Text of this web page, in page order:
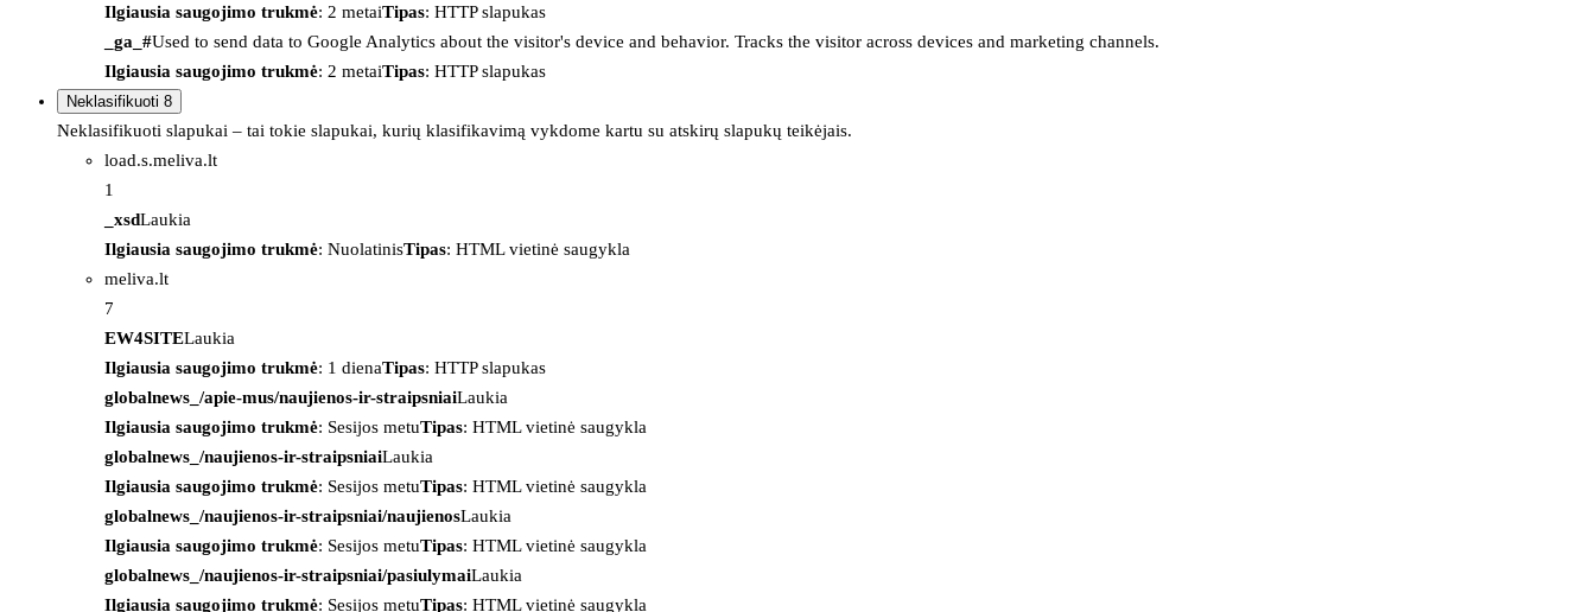
Ilgiausia saugojimo trukmė: 2 metaiTipas: HTTP slapukas
_ga_#Used to send data to Google Analytics about the visitor's device and behavior. Tracks the visitor across devices and marketing channels.
Ilgiausia saugojimo trukmė: 2 metaiTipas: HTTP slapukas
Neklasifikuoti 8
Neklasifikuoti slapukai – tai tokie slapukai, kurių klasifikavimą vykdome kartu su atskirų slapukų teikėjais.
load.s.meliva.lt
1
_xsdLaukia
Ilgiausia saugojimo trukmė: NuolatinisTipas: HTML vietinė saugykla
meliva.lt
7
EW4SITELaukia
Ilgiausia saugojimo trukmė: 1 dienaTipas: HTTP slapukas
globalnews_/apie-mus/naujienos-ir-straipsniaiLaukia
Ilgiausia saugojimo trukmė: Sesijos metuTipas: HTML vietinė saugykla
globalnews_/naujienos-ir-straipsniaiLaukia
Ilgiausia saugojimo trukmė: Sesijos metuTipas: HTML vietinė saugykla
globalnews_/naujienos-ir-straipsniai/naujienosLaukia
Ilgiausia saugojimo trukmė: Sesijos metuTipas: HTML vietinė saugykla
globalnews_/naujienos-ir-straipsniai/pasiulymaiLaukia
Ilgiausia saugojimo trukmė: Sesijos metuTipas: HTML vietinė saugykla